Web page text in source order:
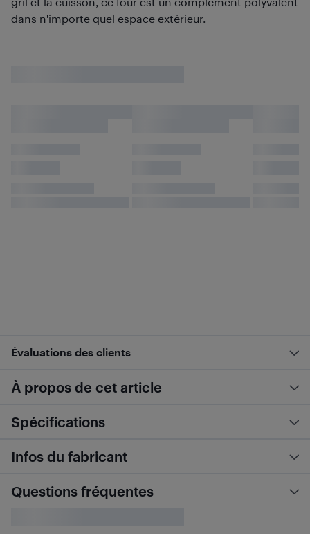
dans n'importe quel espace extérieur.
Évaluations des clients
À propos de cet article
Spécifications
Infos du fabricant
Questions fréquentes